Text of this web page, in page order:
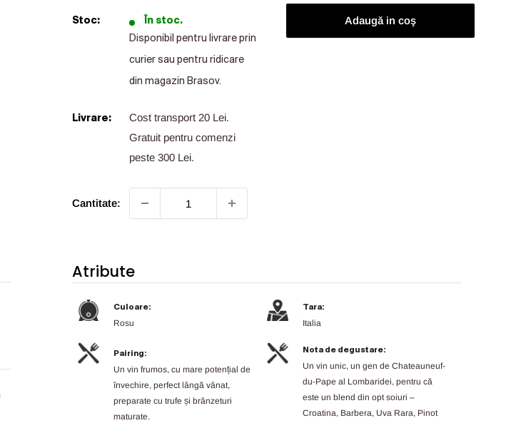
Stoc:
În stoc.
Disponibil pentru livrare prin
curier sau pentru ridicare
din magazin Brasov.
Livrare:
Cost transport 20 Lei.
Gratuit pentru comenzi
peste 300 Lei.
Cantitate:
Adaugă in coş
Atribute
Culoare:
Rosu
Tara:
Italia
Pairing:
Un vin frumos, cu mare potențial de
învechire, perfect lângă vânat,
preparate cu trufe și brânzeturi
maturate.
Nota de degustare:
Un vin unic, un gen de Chateauneuf-
du-Pape al Lombaridei, pentru că
este un blend din opt soiuri –
Croatina, Barbera, Uva Rara, Pinot